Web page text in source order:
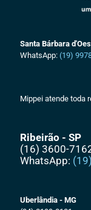
Santa Bárbara
WhatsApp: (19)
Mippei atende toda
Ribeirão - SP
(16) 3600-
WhatsApp:
Uberlândia - MG